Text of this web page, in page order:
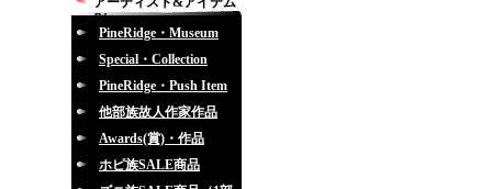
別
PineRidge・Museum
Special・Collection
PineRidge・Push Item
他部族故人作家作品
Awards(賞)・作品
ホピ族SALE商品